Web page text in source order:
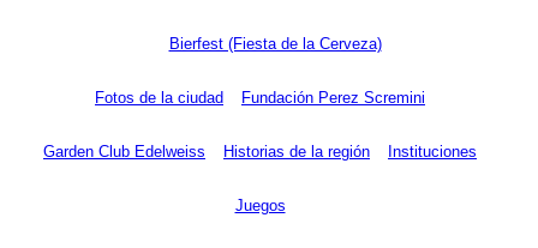
Bierfest (Fiesta de la Cerveza)
Fotos de la ciudad Fundación Perez Scremini
Garden Club Edelweiss Historias de la región Instituciones
Juegos